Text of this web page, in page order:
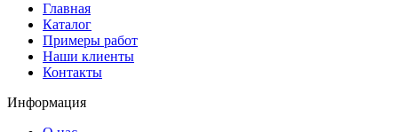
Главная
Каталог
Примеры работ
Наши клиенты
Контакты
Информация